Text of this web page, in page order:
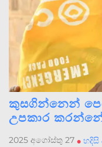
කුසගින්නෙන්
උපකාර
2025 අගෝස්තු 27 • හදිසි